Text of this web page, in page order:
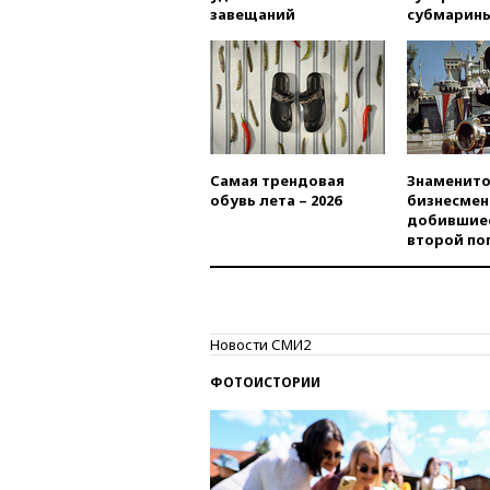
завещаний
Самая трендовая
обувь лета – 2026
второй
Новости СМИ2
ФОТОИСТОРИИ